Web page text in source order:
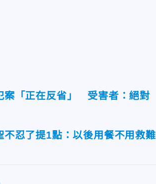
案「正在反省」 受害者：絕對
忍了提1點：以後用餐不用救難